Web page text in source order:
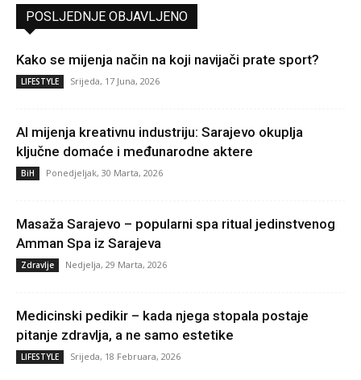
POSLJEDNJE OBJAVLJENO
Kako se mijenja način na koji navijači prate sport?
LIFESTYLE Srijeda, 17 Juna, 2026
AI mijenja kreativnu industriju: Sarajevo okuplja
ključne domaće i međunarodne aktere
BiH Ponedjeljak, 30 Marta, 2026
Masaža Sarajevo – popularni spa ritual jedinstvenog
Amman Spa iz Sarajeva
Zdravlje Nedjelja, 29 Marta, 2026
Medicinski pedikir – kada njega stopala postaje
pitanje zdravlja, a ne samo estetike
LIFESTYLE Srijeda, 18 Februara, 2026